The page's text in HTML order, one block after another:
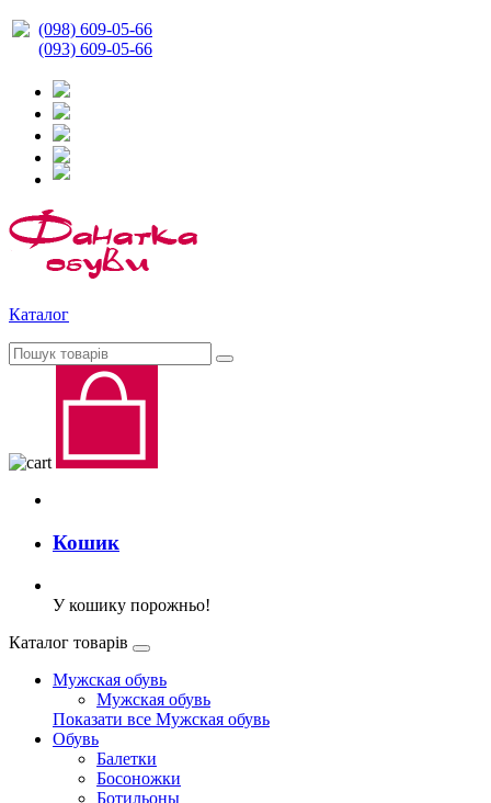
(098) 609-05-66
(093) 609-05-66
Каталог
Кошик
У кошику порожньо!
Каталог товарів
Мужская обувь
Мужская обувь
Показати все Мужская обувь
Обувь
Балетки
Босоножки
Ботильоны